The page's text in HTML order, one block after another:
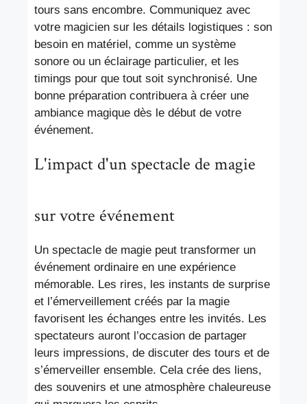
tours sans encombre. Communiquez avec
votre magicien sur les détails logistiques : son
besoin en matériel, comme un système
sonore ou un éclairage particulier, et les
timings pour que tout soit synchronisé. Une
bonne préparation contribuera à créer une
ambiance magique dès le début de votre
événement.
L'impact d'un spectacle de magie
sur votre événement
Un spectacle de magie peut transformer un
événement ordinaire en une expérience
mémorable. Les rires, les instants de surprise
et l’émerveillement créés par la magie
favorisent les échanges entre les invités. Les
spectateurs auront l’occasion de partager
leurs impressions, de discuter des tours et de
s’émerveiller ensemble. Cela crée des liens,
des souvenirs et une atmosphère chaleureuse